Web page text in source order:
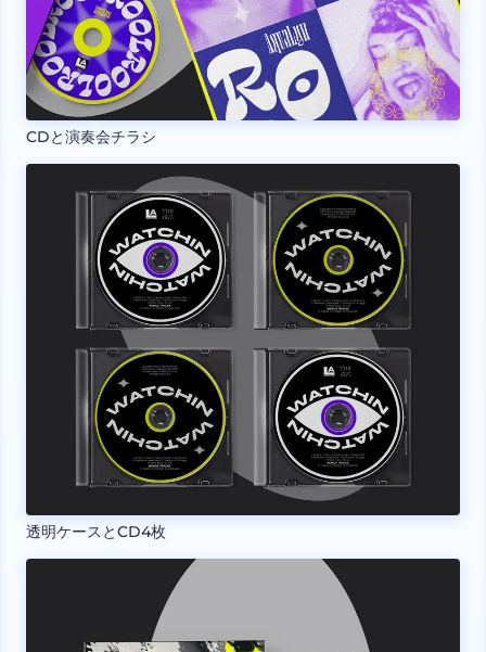
CDと演奏会チラシ
透明ケースとCD4枚